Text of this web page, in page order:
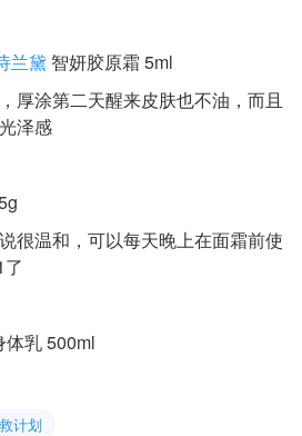
兰黛 智妍胶原霜 5ml
厚涂第二天醒来皮肤也不油，而且
泽感
很温和，可以每天晚上在面霜前使
体乳 500ml
计划